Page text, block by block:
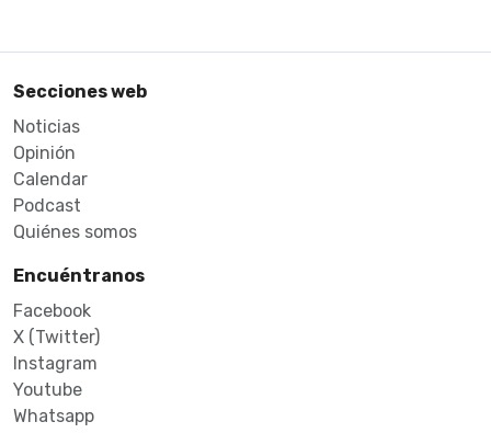
Secciones web
Noticias
Opinión
Calendar
Podcast
Quiénes somos
Encuéntranos
Facebook
X (Twitter)
Instagram
Youtube
Whatsapp